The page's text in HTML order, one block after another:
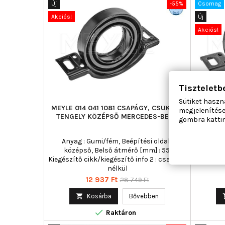
-55%
Új
Akciós!
MEYLE 014 041 1081 CSAPÁGY, CSUKLÓS
TENGELY KÖZÉPSŐ MERCEDES-BENZ
Anyag : Gumi/fém, Beépítési oldal :
középső, Belső átmérő [mm] : 55,
Kiegészítő cikk/kiegészítő info 2 : csapágy
nélkül
Ár
12 937 Ft Normál
28 749 Ft
 Kosárba Bővebben
 Raktáron
Csomag
Új
Akciós!
Sütiket
gombra